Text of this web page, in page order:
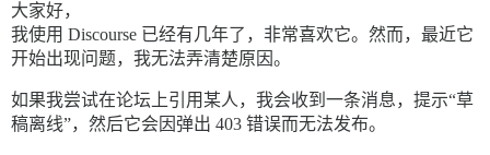
大家好，
我使用 Discourse 已经有几年了，非常喜欢它。然而，最近它
开始出现问题，我无法弄清楚原因。
如果我尝试在论坛上引用某人，我会收到一条消息，提示“草
稿离线”，然后它会因弹出 403 错误而无法发布。